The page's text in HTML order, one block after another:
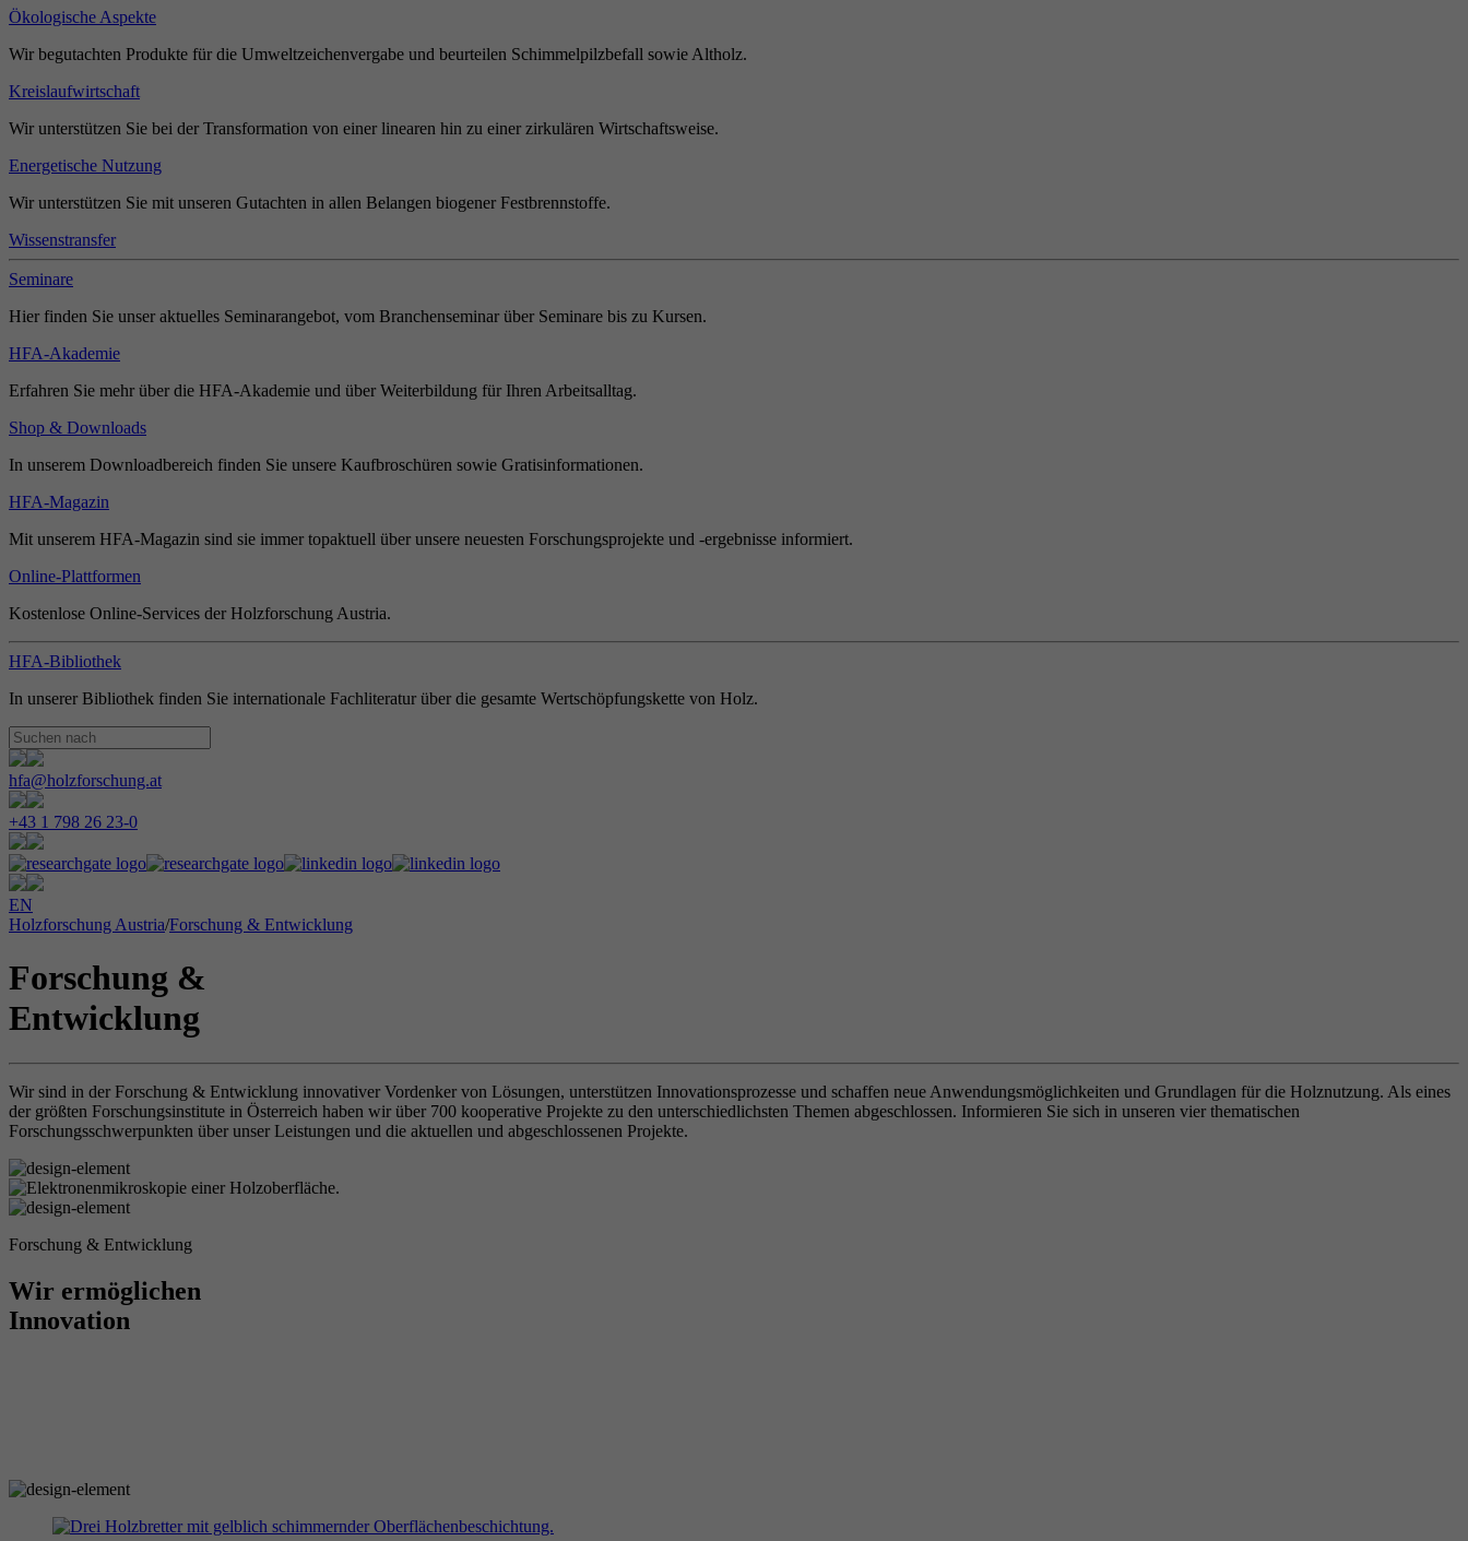
Ökologische Aspekte
Wir begutachten Produkte für die Umweltzeichenvergabe und beurteilen Schimmelpilzbefall sowie Altholz.
Kreislaufwirtschaft
Wir unterstützen Sie bei der Transformation von einer linearen hin zu einer zirkulären Wirtschaftsweise.
Energetische Nutzung
Wir unterstützen Sie mit unseren Gutachten in allen Belangen biogener Festbrennstoffe.
Wissenstransfer
Seminare
Hier finden Sie unser aktuelles Seminarangebot, vom Branchenseminar über Seminare bis zu Kursen.
HFA-Akademie
Erfahren Sie mehr über die HFA-Akademie und über Weiterbildung für Ihren Arbeitsalltag.
Shop & Downloads
In unserem Downloadbereich finden Sie unsere Kaufbroschüren sowie Gratisinformationen.
HFA-Magazin
Mit unserem HFA-Magazin sind sie immer topaktuell über unsere neuesten Forschungsprojekte und -ergebnisse informiert.
Online-Plattformen
Kostenlose Online-Services der Holzforschung Austria.
HFA-Bibliothek
In unserer Bibliothek finden Sie internationale Fachliteratur über die gesamte Wertschöpfungskette von Holz.
hfa@holzforschung.at
+43 1 798 26 23-0
EN
Holzforschung Austria/Forschung & Entwicklung
Forschung &
Entwicklung
Wir sind in der Forschung & Entwicklung innovativer Vordenker von Lösungen, unterstützen Innovationsprozesse und schaffen neue Anwendungsmöglichkeiten und Grundlagen für die Holznutzung. Als eines
der größten Forschungsinstitute in Österreich haben wir über 700 kooperative Projekte zu den unterschiedlichsten Themen abgeschlossen. Informieren Sie sich in unseren vier thematischen
Forschungsschwerpunkten über unser Leistungen und die aktuellen und abgeschlossenen Projekte.
Forschung & Entwicklung
Wir ermöglichen
Innovation